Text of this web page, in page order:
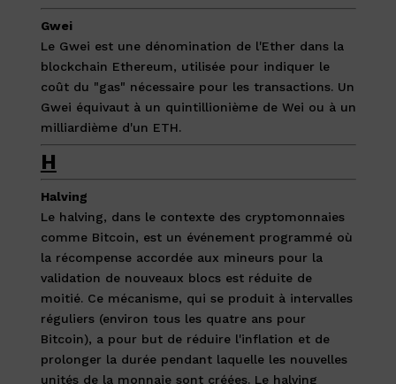
Gwei
Le Gwei est une dénomination de l'Ether dans la
blockchain Ethereum, utilisée pour indiquer le
coût du "gas" nécessaire pour les transactions. Un
Gwei équivaut à un quintillionième de Wei ou à un
milliardième d'un ETH.
H
Halving
Le halving, dans le contexte des cryptomonnaies
comme Bitcoin, est un événement programmé où
la récompense accordée aux mineurs pour la
validation de nouveaux blocs est réduite de
moitié. Ce mécanisme, qui se produit à intervalles
réguliers (environ tous les quatre ans pour
Bitcoin), a pour but de réduire l'inflation et de
prolonger la durée pendant laquelle les nouvelles
unités de la monnaie sont créées. Le halving